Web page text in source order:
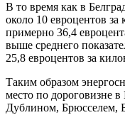
В то время как в
около 10 евроцентов за
примерно 36,4
выше среднего
25,8 евроцентов за
Таким образом
место по дороговизне
Дублином, Брюсселем,